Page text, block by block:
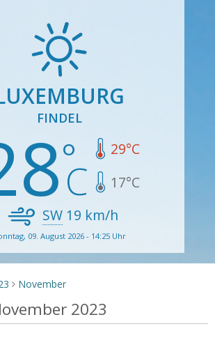
FINDEL
29°C
17°C
SW19 km/h
09. August 2026 - 14:25 Uhr
> November
2023